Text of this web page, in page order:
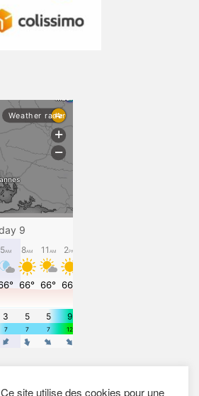
Ce site utilise des cookies pour une